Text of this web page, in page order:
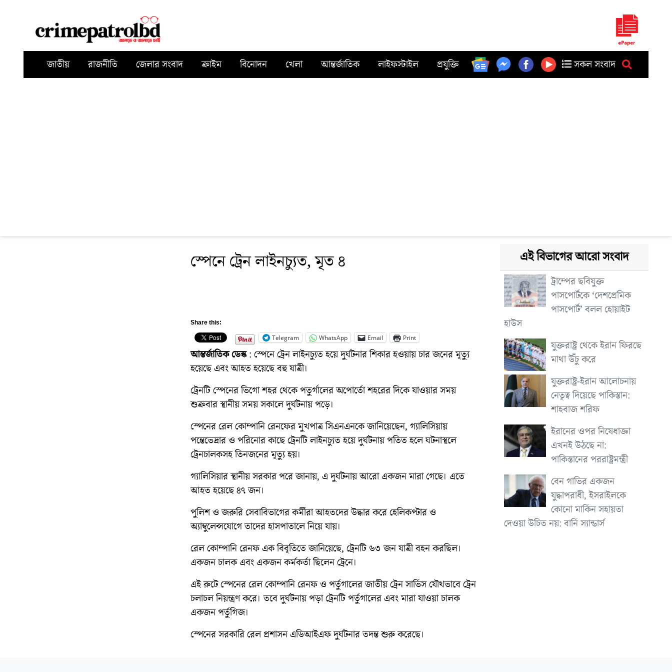
জাতীয় রাজনীতি জেলার সংবাদ ক্রাইম বিনোদন খেলা আন্তর্জাতিক লাইফস্টাইল প্রযুক্তি সকল সংবাদ
স্পেনে ট্রেন লাইনচ্যুত, মৃত ৪
Share this:
Telegram
WhatsApp Email Print
আন্তর্জাতিকডেস্ক: স্পেনে ট্রেন লাইনচ্যুত হয়ে দুর্ঘটনার শিকার হওয়ায় চার জনের মৃত্যু
হয়েছে এবং আহত হয়েছে বহু যাত্রী।
ট্রেনটি স্পেনের ভিগো শহর থেকে পতুর্গালের অপোর্তো শহরের দিকে যাওয়ার সময়
শুক্রবার স্থানীয় সময় সকালে দুর্ঘটনায় পড়ে।
স্পেনের রেল কোম্পানি রেনফের মুখপাত্র সিএনএনকে জানিয়েছেন, গ্যালিসিয়ায়
পন্তেভেদ্রার ও পরিনোর কাছে ট্রেনটি লাইনচ্যুত হয়ে দুর্ঘটনায় পতিত হলে ঘটনাস্থলে
ট্রেনচালকসহ তিনজনের মৃত্যু হয়।
গ্যালিসিয়ার স্থানীয় সরকার পরে জানায়, এ দুর্ঘটনায় আরো একজন মারা গেছে। এতে
আহত হয়েছে ৪৭ জন।
পুলিশ ও জরুরি সেবাবিভাগের কর্মীরা আহতদের উদ্ধার করে হেলিকপ্টার ও
অ্যাম্বুলেন্সযোগে তাদের হাসপাতালে নিয়ে যায়।
রেল কোম্পানি রেনফ এক বিবৃতিতে জানিয়েছে, ট্রেনটি ৬৩ জন যাত্রী বহন করছিল।
একজন চালক এবং একজন কর্মকর্তা ছিলেন ট্রেনে।
এই রুটে স্পেনের রেল কোম্পানি রেনফ ও পর্তুগালের জাতীয় ট্রেন সার্ভিস যৌথভাবে ট্রেন
চলাচল নিয়ন্ত্রণ করে। তবে দুর্ঘটনায় পড়া ট্রেনটি পর্তুগালের এবং মারা যাওয়া চালক
একজন পর্তুগিজ।
স্পেনের সরকারি রেল প্রশাসন এডিআইএফ দুর্ঘটনার তদন্ত শুরু করেছে।
এই বিভাগের আরো সংবাদ
ট্রাম্পের ছবিযুক্ত
পাসপোর্টকে ‘দেশপ্রেমিক
পাসপোর্ট’ বলল হোয়াইট
হাউস
যুক্তরাষ্ট্র থেকে ইরান ফিরছে
মাথা উঁচু করে
যুক্তরাষ্ট্র-ইরান আলোচনায়
নেতৃত্ব দিয়েছে পাকিস্তান:
শাহবাজ শরিফ
ইরানের ওপর নিষেধাজ্ঞা
এখনই উঠছে না:
পাকিস্তানের পররাষ্ট্রমন্ত্রী
বেন গাভির একজন
যুদ্ধাপরাধী, ইসরাইলকে
কোনো মার্কিন সহায়তা
দেওয়া উচিত নয়: বার্নি স্যান্ডার্স